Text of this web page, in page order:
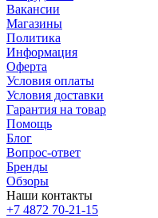
Вакансии
Магазины
Политика
Информация
Оферта
Условия оплаты
Условия доставки
Гарантия на товар
Помощь
Блог
Вопрос-ответ
Бренды
Обзоры
Наши контакты
+7 4872 70-21-15